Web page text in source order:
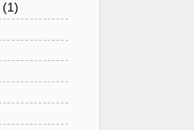
(1)